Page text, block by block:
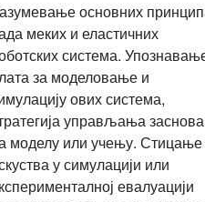
основних
меких и еластичних
система.
за моделовање и
ових система,
управљања
моделу или учењу. Стицање
у симулацији или
евалуацији